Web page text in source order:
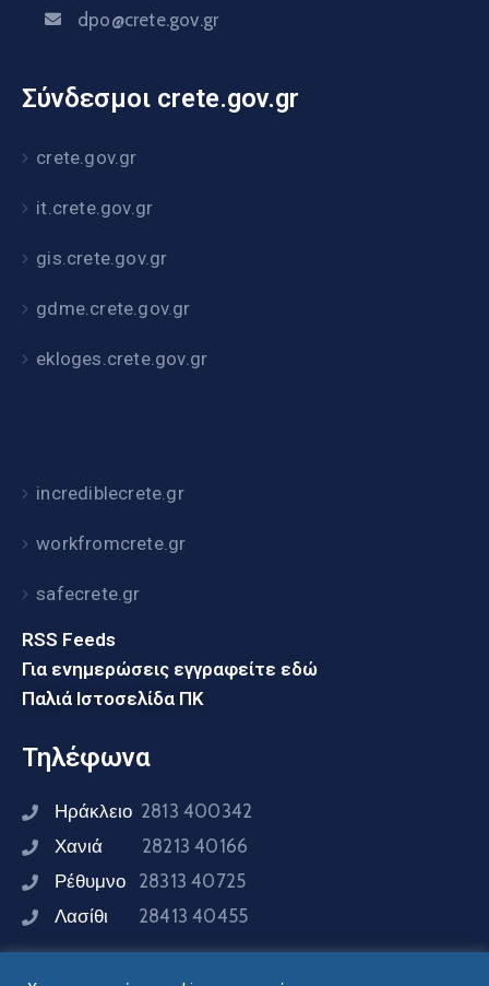
dpo@crete.gov.gr
Σύνδεσμοι crete.gov.gr
crete.gov.gr
it.crete.gov.gr
gis.crete.gov.gr
gdme.crete.gov.gr
ekloges.crete.gov.gr
incrediblecrete.gr
workfromcrete.gr
safecrete.gr
RSS Feeds
Για ενημερώσεις εγγραφείτε εδώ
Παλιά Ιστοσελίδα ΠΚ
Τηλέφωνα
Ηράκλειο 2813 400342
Χανιά 28213 40166
Ρέθυμνο 28313 40725
Λασίθι 28413 40455